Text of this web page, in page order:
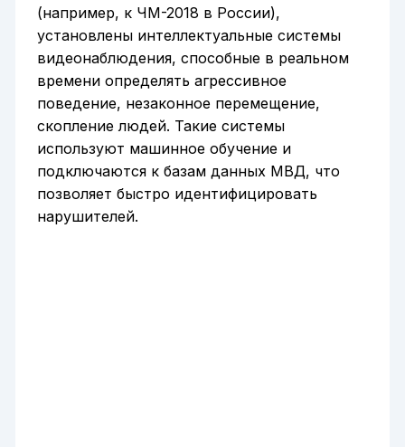
(например, к ЧМ-2018 в России),
установлены интеллектуальные системы
видеонаблюдения, способные в реальном
времени определять агрессивное
поведение, незаконное перемещение,
скопление людей. Такие системы
используют машинное обучение и
подключаются к базам данных МВД, что
позволяет быстро идентифицировать
нарушителей.